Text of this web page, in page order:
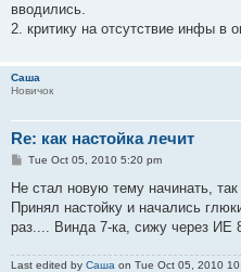
вводились.
2. критику на отсутствие инфы в
Саша
Новичок
Re: как настойка лечит
P
s
Tue Oct 05, 2010 5:20 pm
Не стал новую тему начинать, так
Принял настойку и начались
раз.... Винда 7-ка, сижу через ИЕ
Last edited by Саша on Tue Oct 05, 2010